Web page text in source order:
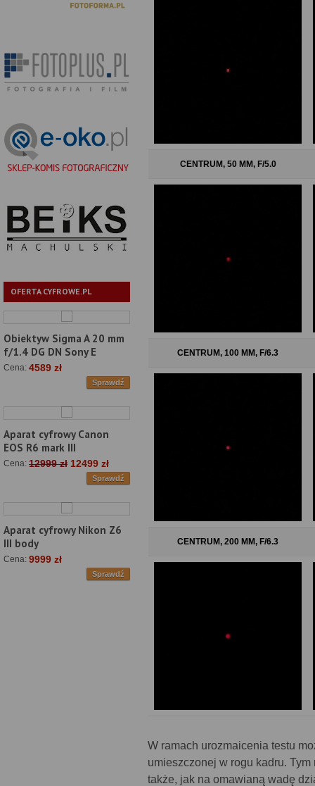
OFERTA CYFROWE.PL
Obiektyw Sigma A 20 mm
f/1.4 DG DN Sony E
Cena: 4589 zł
Sprawdź
Aparat cyfrowy Canon
EOS R6 mark III
Cena: 12999 zł 12499 zł
Sprawdź
Aparat cyfrowy Nikon Z6
III body
Cena: 9999 zł
Sprawdź
CENTRUM, 50 MM, F/5.0
CENTRUM, 100 MM, F/6.3
CENTRUM, 200 MM, F/6.3
W ramach urozmaicenia testu
umieszczonej w rogu kadru.
także, jak na omawianą wadę